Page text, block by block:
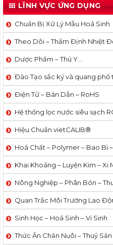
LĨNH VỰC ỨNG DỤNG
Chuẩn Bị Xử Lý Mẫu Hoá Sinh
Theo Dõi – Thẩm Định Nhiệt
Dược Phẩm – Thú Y…
Đào Tạo sắc ký và quang
Điện Tử – Bán Dẫn – RoHS
Hệ thống lọc nước siêu sạch
Hiệu Chuẩn vietCALIB®
Hoá Chất – Polymer – Bao Bì –
Khai Khoáng – Luyện Kim – Xi
Nông Nghiệp – Phân Bón –
Quan Trắc Môi Trường Lao
Sinh Học – Hoá Sinh – Vi Sinh
Thức Ăn Chăn Nuôi – Thuỷ Sản